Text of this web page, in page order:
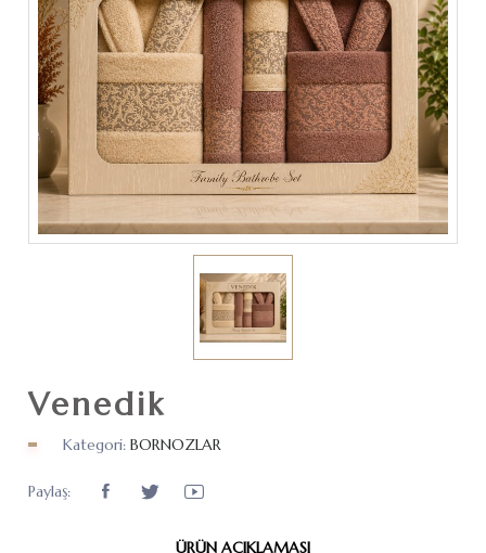
Venedik
Kategori:BORNOZLAR
Paylaş:
ÜRÜN AÇIKLAMASI